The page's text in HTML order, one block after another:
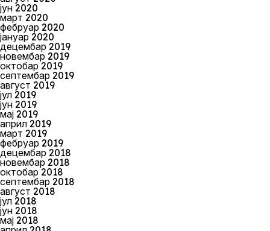
јун 2020
март 2020
фебруар 2020
јануар 2020
децембар 2019
новембар 2019
октобар 2019
септембар 2019
август 2019
јул 2019
јун 2019
мај 2019
април 2019
март 2019
фебруар 2019
децембар 2018
новембар 2018
октобар 2018
септембар 2018
август 2018
јул 2018
јун 2018
мај 2018